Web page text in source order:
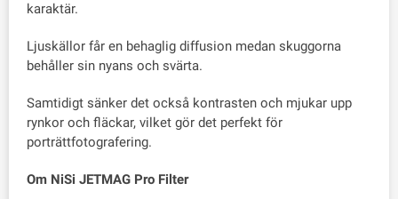
karaktär.
Ljuskällor får en behaglig diffusion medan skuggorna
behåller sin nyans och svärta.
Samtidigt sänker det också kontrasten och mjukar upp
rynkor och fläckar, vilket gör det perfekt för
porträttfotografering.
Om NiSi JETMAG Pro Filter